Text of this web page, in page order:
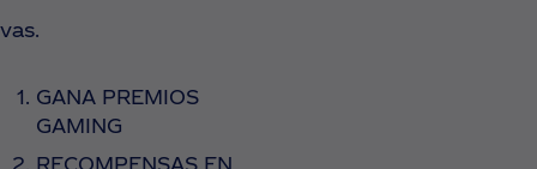
GANA PREMIOS
GAMING
RECOMPENSAS EN